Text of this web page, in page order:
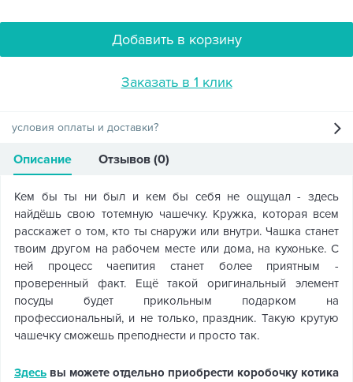
Добавить в корзину
Заказать в 1 клик
условия оплаты и доставки?
Описание Отзывов (0)
Кем бы ты ни был и кем бы себя не ощущал - здесь
найдёшь свою тотемную чашечку. Кружка, которая всем
расскажет о том, кто ты снаружи или внутри. Чашка станет
твоим другом на рабочем месте или дома, на кухоньке. С
ней процесс чаепития станет более приятным -
проверенный факт. Ещё такой оригинальный элемент
посуды будет прикольным подарком на
профессиональный, и не только, праздник. Такую крутую
чашечку сможешь преподнести и просто так.
Здесь вы можете отдельно приобрести коробочку котика